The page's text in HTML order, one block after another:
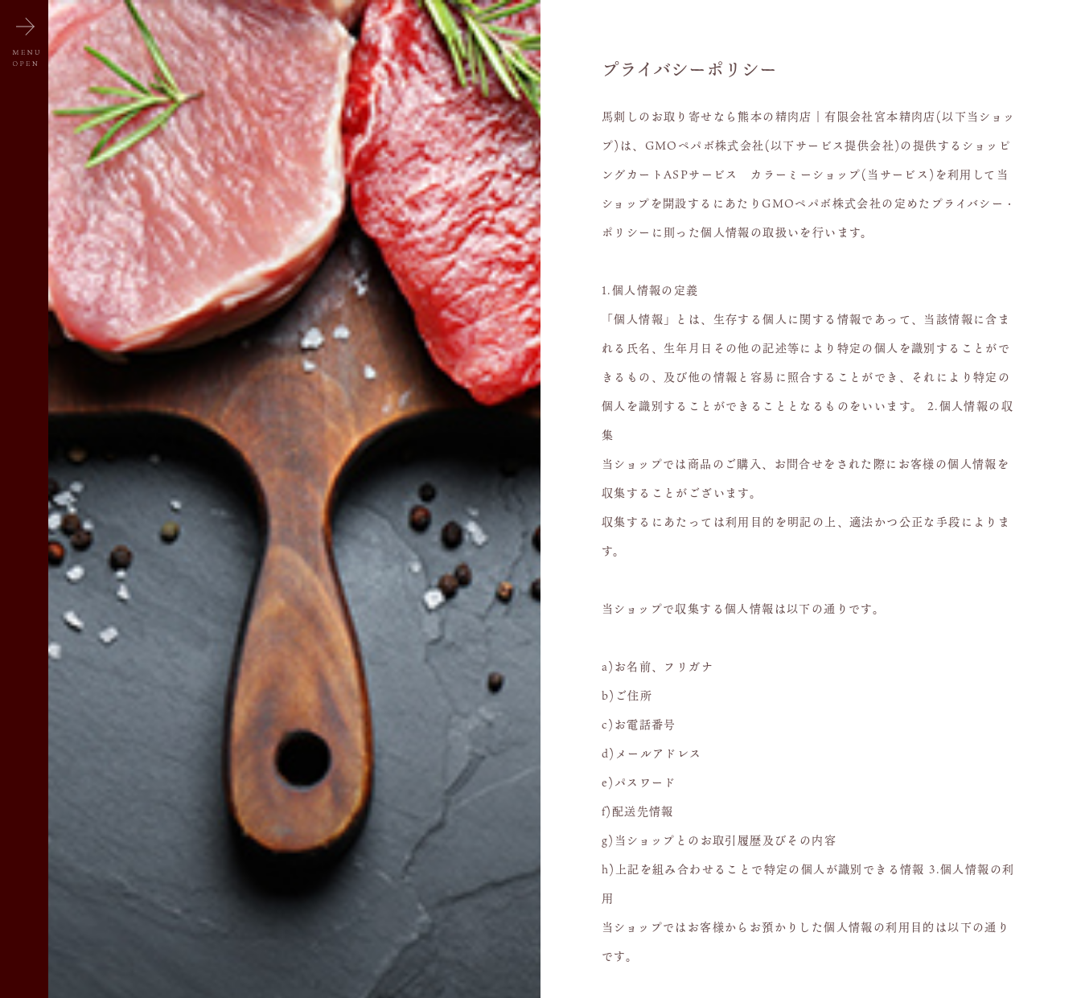
プライバシーポリシー
馬刺しのお取り寄せなら熊本の精肉店｜有限会社宮本精肉店(以下当ショッ
プ)は、 GMOペパボ株式会社(以下サービス提供会社)の提供するショッピ
ングカートASPサービス カラーミーショップ(当サービス)を利用して当
ショップを開設するにあたりGMOペパボ株式会社の定めた プライバシー・
ポリシー に則った個人情報の取扱いを行います。
1.個人情報の定義
「個人情報」とは、生存する個人に関する情報であって、当該情報に含ま
れる氏名、生年月日その他の記述等により特定の個人を識別することがで
きるもの、及び他の情報と容易に照合することができ、それにより特定の
個人を識別することができることとなるものをいいます。 2.個人情報の収
集
当ショップでは商品のご購入、お問合せをされた際にお客様の個人情報を
収集することがございます。
収集するにあたっては利用目的を明記の上、適法かつ公正な手段によりま
す。
当ショップで収集する個人情報は以下の通りです。
a)お名前、フリガナ
b)ご住所
c)お電話番号
d)メールアドレス
e)パスワード
f)配送先情報
g)当ショップとのお取引履歴及びその内容
h)上記を組み合わせることで特定の個人が識別できる情報 3.個人情報の利
用
当ショップではお客様からお預かりした個人情報の利用目的は以下の通り
です。